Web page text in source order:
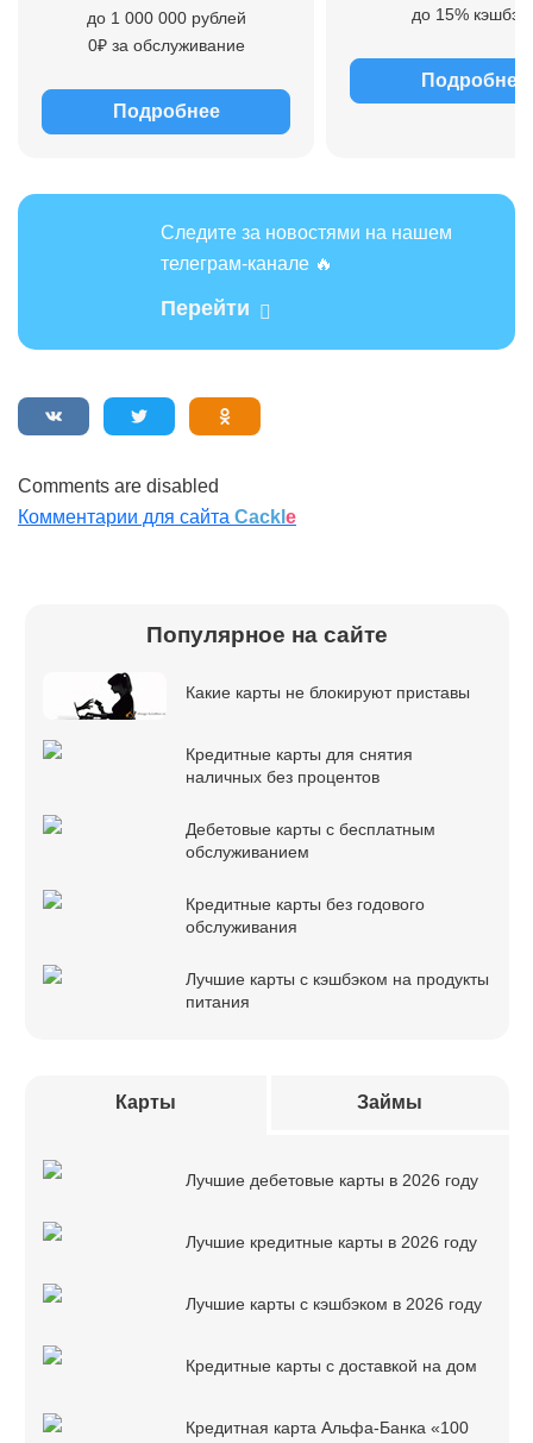
до 1 000 000 рублей
0₽ за обслуживание
Подробнее
до 15%
Подробнее
Следите за новостями на нашем
телеграм-канале 🔥
Перейти
Comments are disabled
Комментарии для сайта Cackl e
Популярное на сайте
Какие карты не блокируют приставы
Кредитные карты для снятия
наличных без процентов
Дебетовые карты с бесплатным
обслуживанием
Кредитные карты без годового
обслуживания
Лучшие карты с кэшбэком на продукты
питания
Карты Займы
Лучшие дебетовые карты в 2026 году
Лучшие кредитные карты в 2026 году
Лучшие карты с кэшбэком в 2026 году
Кредитные карты с доставкой на дом
Кредитная карта Альфа-Банка «100